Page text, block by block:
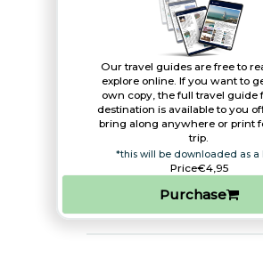
Our travel guides are free to
explore online. If you want to
own copy, the full travel guide
destination is available to you
bring along anywhere or print
trip.​
*this will be downloaded as a
Price€4,95
Purchase